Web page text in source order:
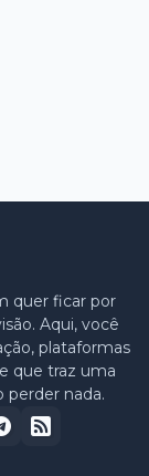
quer ficar por
Aqui, você
plataformas
que traz uma
perder nada.